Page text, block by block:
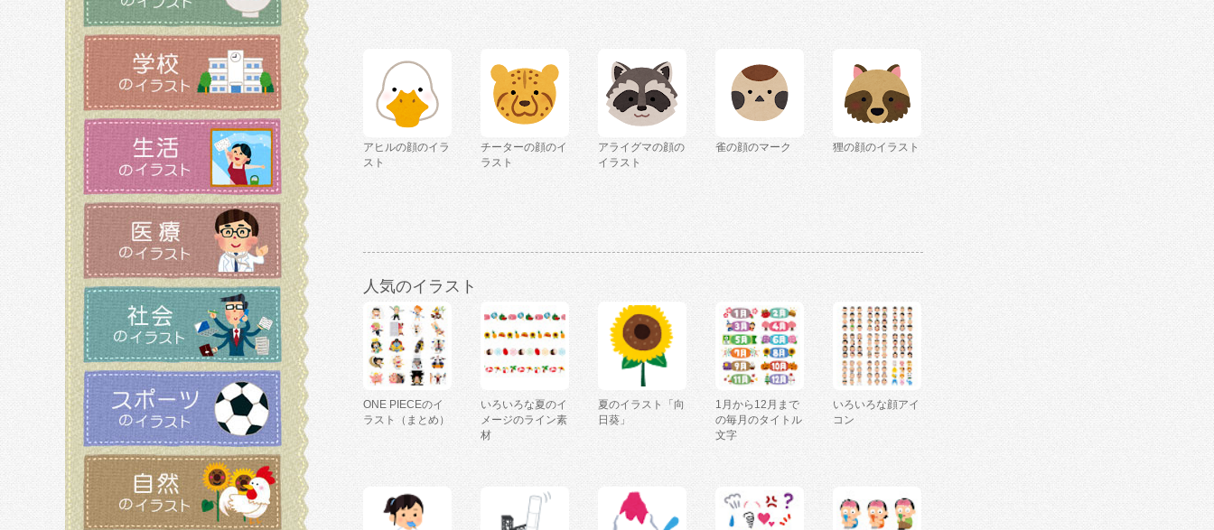
アヒルの顔のイラ
スト
チーターの顔のイ
ラスト
アライグマの顔の
イラスト
雀の顔のマーク 狸の顔のイラスト
人気のイラスト
ONE PIECEのイ
ラスト（まとめ）
いろいろな夏のイ
メージのライン素
材
夏のイラスト「向
日葵」
1月から12月まで
の毎月のタイトル
文字
いろいろな顔アイ
コン